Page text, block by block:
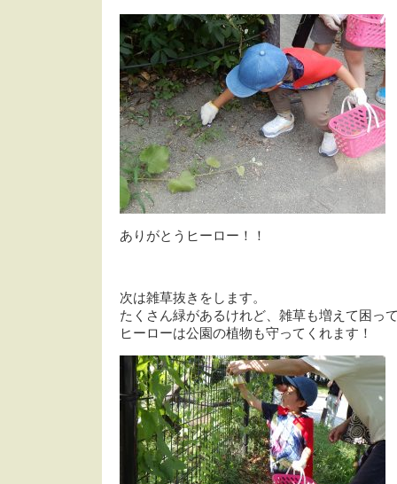
ありがとうヒーロー！！
次は雑草抜きをします。
たくさん緑があるけれど、雑草も増えて困っ
ヒーローは公園の植物も守ってくれます！